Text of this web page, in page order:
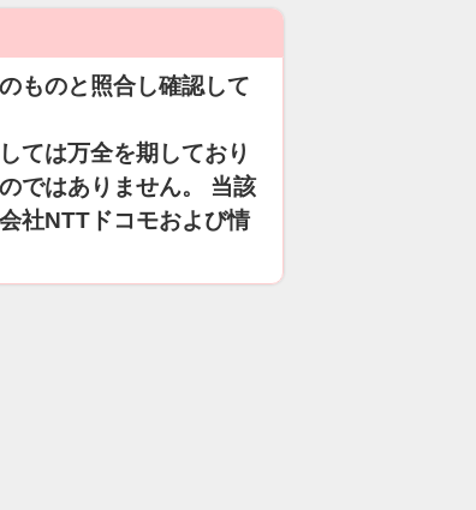
ものと照合し確認して
ては万全を期しており
ではありません。 当該
社NTTドコモおよび情